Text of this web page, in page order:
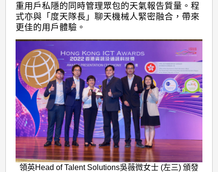
重用戶私隱的同時管理眾包的天氣報告質量。程
式亦與「度天隊長」聊天機械人緊密融合，帶來
更佳的用戶體驗。
領英Head of Talent Solutions吳薇微女士 (左三) 頒發